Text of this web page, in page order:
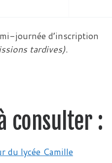
journée d’inscription
tardives).
consulter :
du lycée Camille